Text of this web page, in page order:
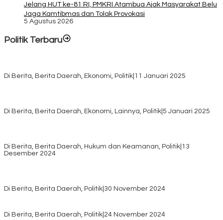
Jelang HUT ke-81 RI, PMKRI Atambua Ajak Masyarakat Belu
Jaga Kamtibmas dan Tolak Provokasi
5 Agustus 2026
Politik Terbaru
Di Berita, Berita Daerah, Ekonomi, Politik 11 Januari 2025
Di Berita, Berita Daerah, Ekonomi, Lainnya, Politik 5 Januari 2025
Di Berita, Berita Daerah, Hukum dan Keamanan, Politik 13
Desember 2024
Di Berita, Berita Daerah, Politik 30 November 2024
Di Berita, Berita Daerah, Politik 24 November 2024